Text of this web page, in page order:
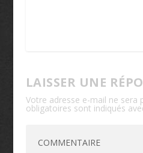
LAISSER UNE
Votre adresse e-mail ne sera
obligatoires sont indiqués